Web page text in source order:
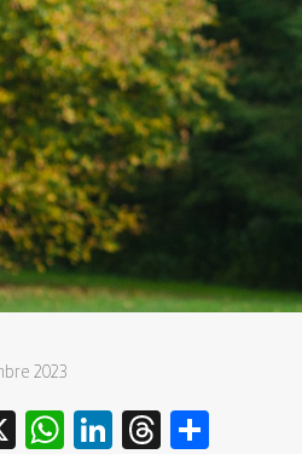
2023
X WhatsApp
LinkedIn
Threads